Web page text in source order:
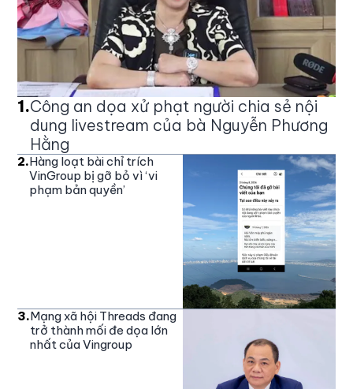
1.Công an dọa xử phạt người chia sẻ nội
dung livestream của bà Nguyễn Phương
Hằng
2.Hàng loạt bài chỉ trích
VinGroup bị gỡ bỏ vì ‘vi
phạm bản quyền’
3.Mạng xã hội Threads đang
trở thành mối đe dọa lớn
nhất của Vingroup